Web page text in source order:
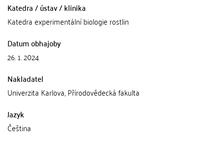
Katedra / ústav / klinika
Katedra experimentální biologie rostlin
Datum obhajoby
26. 1. 2024
Nakladatel
Univerzita Karlova, Přírodovědecká fakulta
Jazyk
Čeština